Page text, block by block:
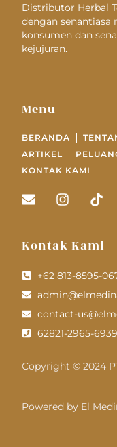
Distributor Herbal
dengan senantiasa
konsumen dan
kejujuran.
Menu
BERANDA
ARTIKEL
KONTAK KAMI
Kontak Kami
+62 813-8595-
contact-
62821-2965-6939
Copyright © 2024
Powered by El